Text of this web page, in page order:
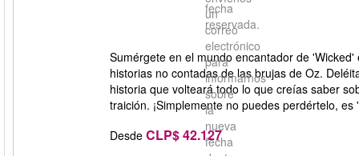
fecha
reservada.
un
correo
electrónico
para
informarnos
sobre
la
nueva
fecha
Sumérgete en el mundo encantador de
historias no contadas de las brujas de Oz.
historia que volteará todo lo que creías saber
traición. ¡Simplemente no puedes perdértelo,
Desde CLP$ 42.127